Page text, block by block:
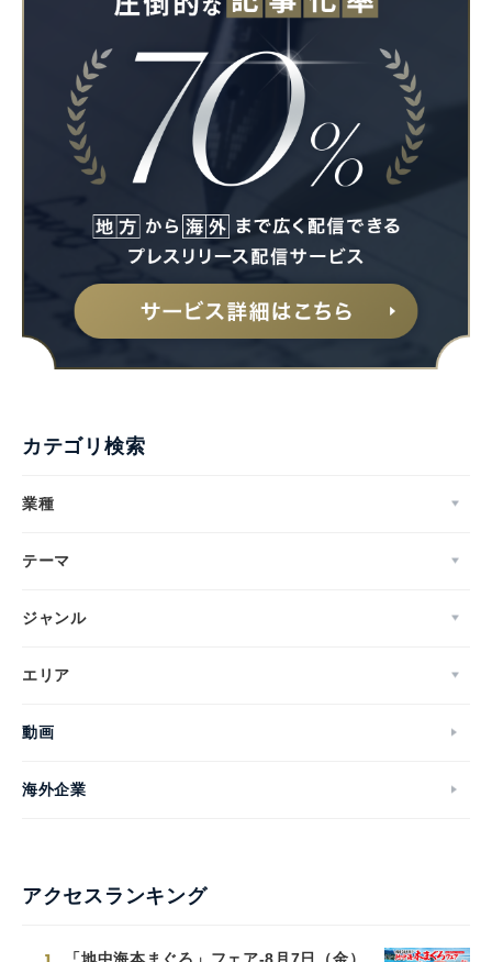
カテゴリ検索
業種
テーマ
ジャンル
エリア
動画
海外企業
アクセスランキング